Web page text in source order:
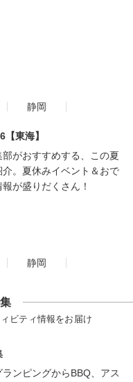
静岡
東海】
がおすすめする、この夏
。夏休みイベント＆おで
が盛りだくさん！
静岡
ビティ情報をお届け
ンピングからBBQ、アス